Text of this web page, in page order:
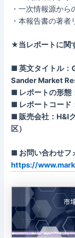
・一次情報源か
・本報告書の著者
★当レポートに関
■ 英文タイトル
Sander Market
■ レポートの形態
■ レポートコード
■ 販売会社：H&I
区）
■ お問い合わせフ
https://